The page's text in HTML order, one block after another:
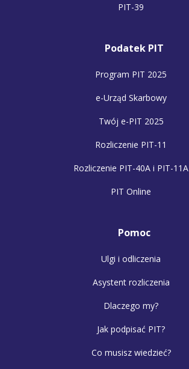
PIT-39
Podatek PIT
Program PIT 2025
e-Urząd Skarbowy
Twój e-PIT 2025
Rozliczenie PIT-11
Rozliczenie PIT-40A i PIT-11A
PIT Online
Pomoc
Ulgi i odliczenia
Asystent rozliczenia
Dlaczego my?
Jak podpisać PIT?
Co musisz wiedzieć?